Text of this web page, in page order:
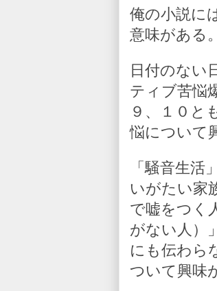
俺の小説に
意味がある
日付のない
ティブ苦悩
９、１０と
悩について
「騒音生
いがたい家
で嘘をつく
がない人）
にも伝わら
ついて興味